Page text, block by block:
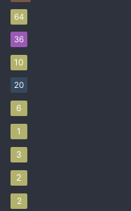
64
36
10
20
6
1
3
2
2